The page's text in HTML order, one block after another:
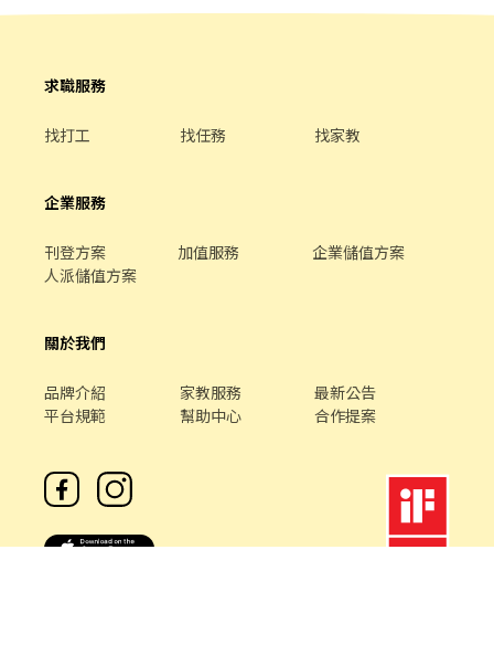
求職服務
找打工 找任務 找家教
企業服務
刊登方案 加值服務
企業儲值方案
人派儲值方案
關於我們
品牌介紹 家教服務
最新公告
平台規範
幫助中心 合作提案